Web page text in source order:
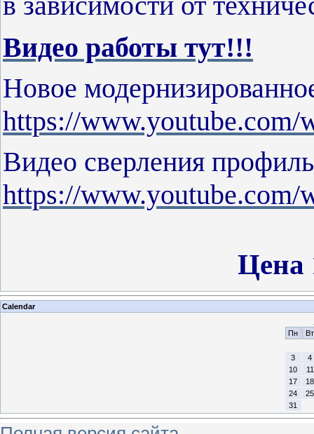
Видео работы тут!!!
Новое
https://
Видео сверления
https://
Цена
Calendar
Пн
Вт
3
4
10
11
17
18
24
25
31